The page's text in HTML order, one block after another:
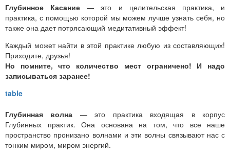
Глубинное Касание — это и целительская практика, и
практика, с помощью которой мы можем лучше узнать себя, но
также она дает потрясающий медитативный эффект!
Каждый может найти в этой практике любую из составляющих!
Приходите, друзья!
Но помните, что количество мест ограничено! И надо
записываться заранее!
Глубинная волна — это практика входящая в корпус
Глубинных практик. Она основана на том, что все наше
пространство пронизано волнами и эти волны связывают нас с
тонким миром, миром энергий.